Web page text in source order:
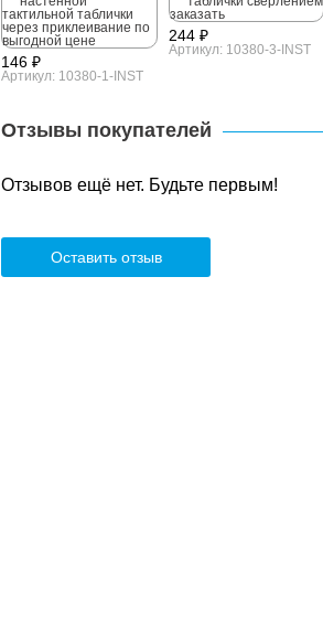
146 ₽
Артикул: 10380-1-INST
244 ₽
Артикул: 10380-3-INST
Отзывы покупателей
Отзывов ещё нет. Будьте первым!
Оставить отзыв